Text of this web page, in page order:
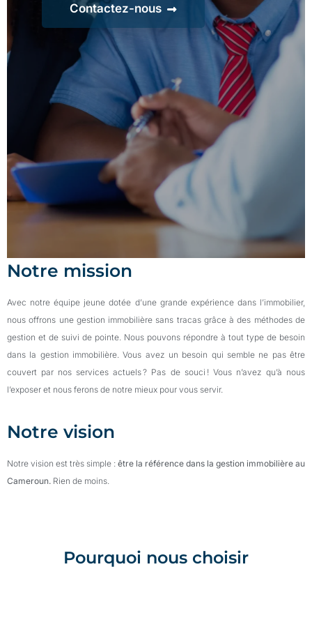
Contactez-nous
Notre mission
Avec notre équipe jeunedotée d’unegrande expérience dans l’immobilier,
nous offrons une gestion immobilière sans tracas grâce à des méthodes de
gestion et de suivi de pointe. Nous pouvons répondre à tout type de besoin
dans la gestion immobilière. Vous avez un besoin qui semble ne pas être
couvert par nos services actuels ? Pas de souci ! Vous n’avez qu’à nous
l’exposer et nous ferons de notre mieux pour vous servir.
Notre vision
Notre vision est très simple : être la référence dans la gestion immobilière au
Cameroun. Rien de moins.
Pourquoi nous choisir